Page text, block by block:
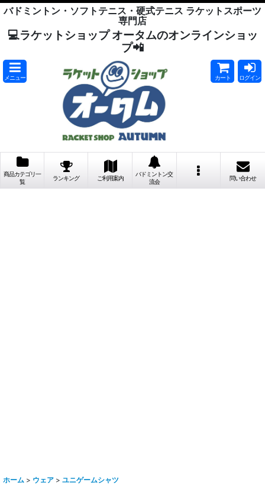
バドミントン・ソフトテニス・硬式テニス ラケットスポーツ
専門店
💻ラケットショップ オータムのオンラインショッ
プ📲
メニュー カート ログイン
商品カテゴリ一
覧
ランキング ご利用案内
バドミントン交
流会
問い合わせ
ホーム > ウェア > ユニゲームシャツ